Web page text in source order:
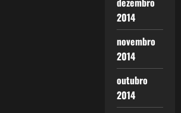
2014
novembro
2014
outubro
2014